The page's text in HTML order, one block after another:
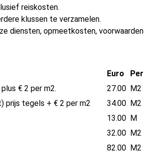
reiskosten.
klussen te verzamelen.
diensten, opmeetkosten, voorwaarden
Euro
Per
€ 2 per m2.
27.00 M2
prijs tegels + € 2 per m2
34.00 M2
13.00 M
32.00 M2
82.00 M2